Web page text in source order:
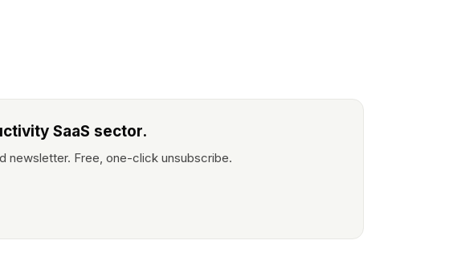
SaaS sector.
newsletter. Free, one-click unsubscribe.